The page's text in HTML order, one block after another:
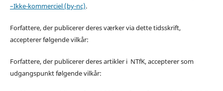
–Ikke-kommerciel (by-nc).
Forfattere, der publicerer deres værker via dette tidsskrift,
accepterer følgende vilkår:
Forfattere, der publicerer deres artikler i NTfK, accepterer som
udgangspunkt følgende vilkår: